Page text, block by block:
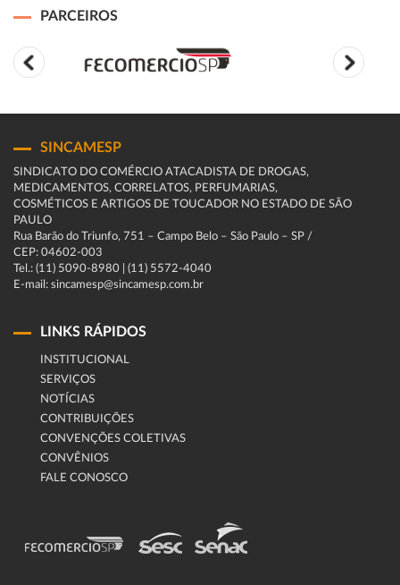
PARCEIROS
SINCAMESP
SINDICATO DO COMÉRCIO ATACADISTA DE DROGAS,
MEDICAMENTOS, CORRELATOS, PERFUMARIAS,
COSMÉTICOS E ARTIGOS DE TOUCADOR NO ESTADO DE SÃO
PAULO
Rua Barão do Triunfo, 751 – Campo Belo – São Paulo – SP /
CEP: 04602-003
Tel.: (11) 5090-8980 | (11) 5572-4040
E-mail: sincamesp@sincamesp.com.br
LINKS RÁPIDOS
INSTITUCIONAL
SERVIÇOS
NOTÍCIAS
CONTRIBUIÇÕES
CONVENÇÕES COLETIVAS
CONVÊNIOS
FALE CONOSCO